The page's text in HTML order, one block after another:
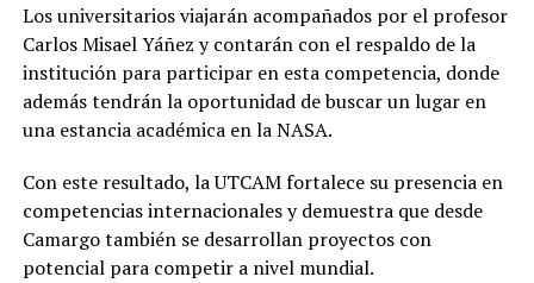
Los universitarios viajarán acompañados por el profesor
Carlos Misael Yáñez y contarán con el respaldo de la
institución para participar en esta competencia, donde
además tendrán la oportunidad de buscar un lugar en
una estancia académica en la NASA.
Con este resultado, la UTCAM fortalece su presencia en
competencias internacionales y demuestra que desde
Camargo también se desarrollan proyectos con
potencial para competir a nivel mundial.